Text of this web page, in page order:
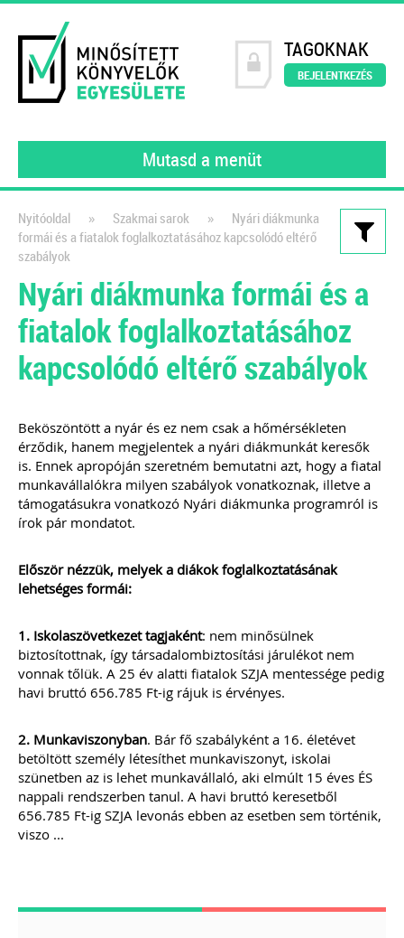
TAGOKNAK
BEJELENTKEZÉS
Mutasd a menüt
Kiadványaink
Könyvelői szerződésminta
digitalizált környezetben
A számlakép digitalizálásától a
feldolgozáson át a digitális
2022
Új és rendhagyó könyvelői feladat és
felelősség a digitális bizonylatok online
rendszerekben történő kezelése.
Elkészítettünk egy mai modern
könyvelői környezethez alkalmazkodó,
dokumentumok kezeléséhez, melyre
akkor van szükséged, ha nem csak és
TAGJAINK INGYENESEN LETÖLTHETIK -
A letöltések menüpont alatt!
Ár: 17.900 Ft
letölthető
MEGRENDELEM
Szakmai sarok
Nyitóoldal » Szakmai sarok »
Nyári diákmunka
formái és a fiatalok foglalkoztatásához kapcsolódó eltérő
szabályok
Nyári diákmunka formái és a
fiatalok foglalkoztatásához
kapcsolódó eltérő szabályok
Beköszöntött a nyár és ez nem csak a hőmérsékleten
érződik, hanem megjelentek a nyári diákmunkát keresők
is. Ennek apropóján szeretném bemutatni azt, hogy a fiatal
munkavállalókra milyen szabályok vonatkoznak, illetve a
támogatásukra vonatkozó Nyári diákmunka programról is
írok pár mondatot.
Először nézzük, melyek a diákok foglalkoztatásának
lehetséges formái:
1. Iskolaszövetkezet tagjaként: nem minősülnek
biztosítottnak, így társadalombiztosítási járulékot nem
vonnak tőlük. A 25 év alatti fiatalok SZJA mentessége pedig
havi bruttó 656.785 Ft-ig rájuk is érvényes.
2. Munkaviszonyban. Bár fő szabályként a 16. életévet
betöltött személy létesíthet munkaviszonyt, iskolai
szünetben az is lehet munkavállaló, aki elmúlt 15 éves ÉS
nappali rendszerben tanul. A havi bruttó keresetből
656.785 Ft-ig SZJA levonás ebben az esetben sem történik,
viszo ...